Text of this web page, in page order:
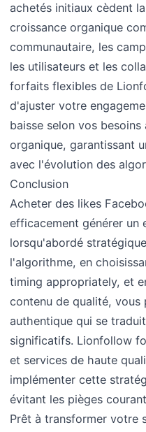
achetés initiaux cèdent
croissance organique
communautaire, les
les utilisateurs et les
forfaits flexibles de
d'ajuster votre
baisse selon vos
organique, garantissant
avec l'évolution des
Conclusion
Acheter des likes
efficacement générer un
lorsqu'abordé
l'algorithme, en
timing appropriately, et
contenu de qualité, vous
authentique qui se
significatifs. Lionfollow
et services de haute
implémenter cette
évitant les pièges
Prêt à transformer votre